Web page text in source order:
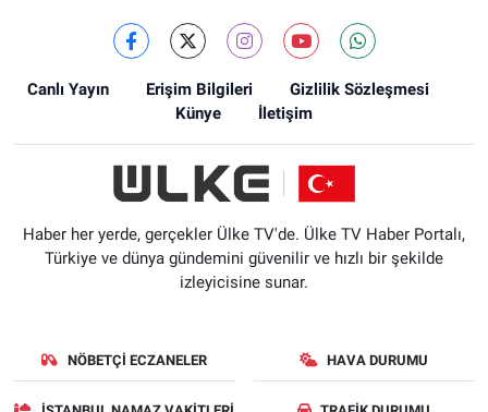
Canlı Yayın Erişim Bilgileri
Gizlilik Sözleşmesi
Künye
İletişim
Haber her yerde, gerçekler Ülke TV'de. Ülke TV Haber Portalı,
Türkiye ve dünya gündemini güvenilir ve hızlı bir şekilde
izleyicisine sunar.
NÖBETÇI ECZANELER HAVA DURUMU